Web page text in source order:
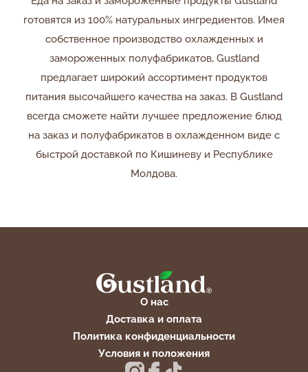
готовятся из 100% натуральных ингредиентов. Имея
собственное производство охлажденных и
замороженных полуфабрикатов, Gustland
предлагает широкий ассортимент продуктов
питания высочайшего качества на заказ. В Gustland
всегда сможете найти лучшее предложение блюд
на заказ и полуфабрикатов в охлажденном виде с
быстрой доставкой по Кишиневу и Республике
Молдова.
О нас
Доставка и оплата
Политика конфиденциальности
Условия и положения